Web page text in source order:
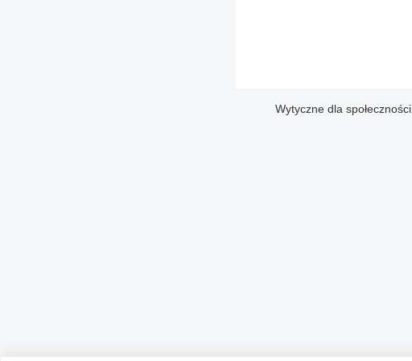
Wytyczne dla społeczności